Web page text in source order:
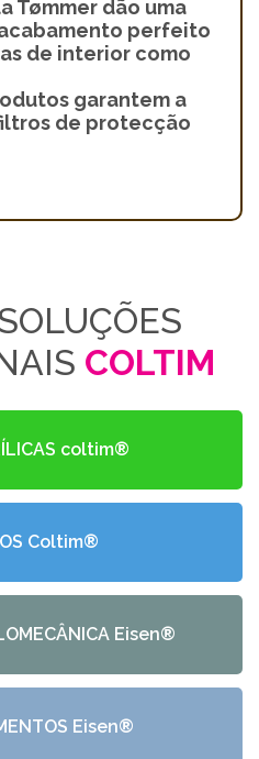
Tømmer dão uma
perfeito
de interior como
garantem a
de protecção
COLTIM
coltim®
Coltim®
Eisen®
Eisen®